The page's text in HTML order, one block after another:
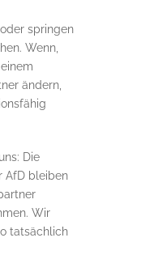
springen
Wenn,
ändern,
Die
AfD bleiben
Wir
tatsächlich